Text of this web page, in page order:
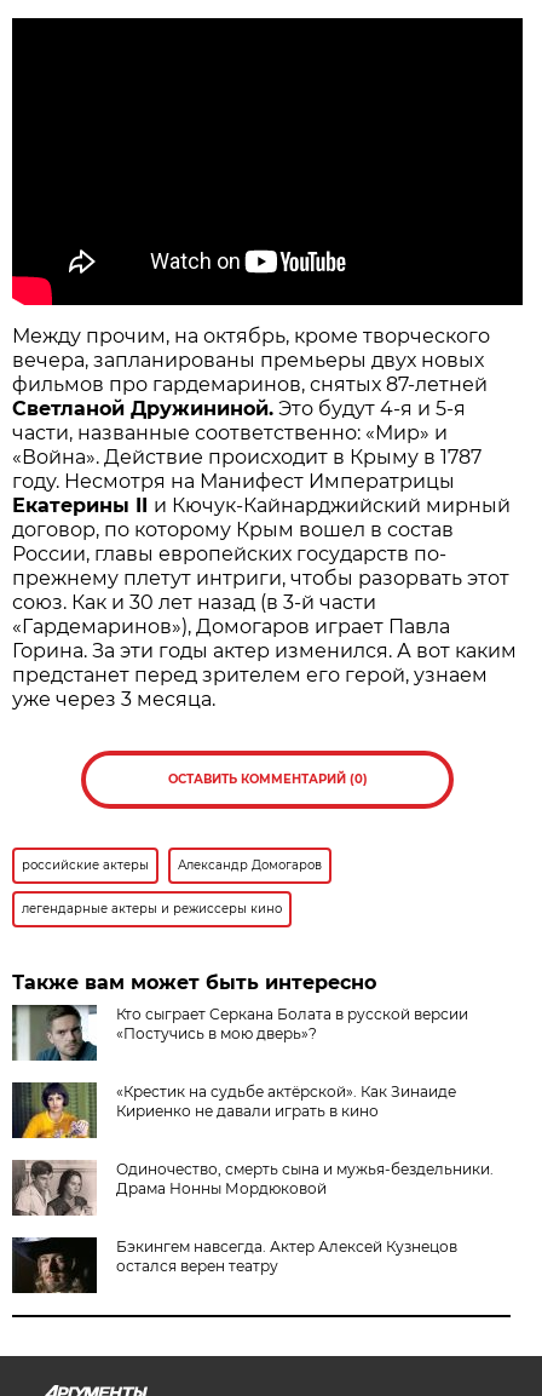
Между прочим, на октябрь, кроме творческого
вечера, запланированы премьеры двух новых
фильмов про гардемаринов, снятых 87-летней
Светланой Дружининой. Это будут 4-я и 5-я
части, названные соответственно: «Мир» и
«Война». Действие происходит в Крыму в 1787
году. Несмотря на Манифест Императрицы
Екатерины II и Кючук-Кайнарджийский мирный
договор, по которому Крым вошел в состав
России, главы европейских государств по-
прежнему плетут интриги, чтобы разорвать этот
союз. Как и 30 лет назад (в 3-й части
«Гардемаринов»), Домогаров играет Павла
Горина. За эти годы актер изменился. А вот каким
предстанет перед зрителем его герой, узнаем
уже через 3 месяца.
ОСТАВИТЬ КОММЕНТАРИЙ (0)
российские актеры Александр Домогаров
легендарные актеры и режиссеры кино
Также вам может быть интересно
Кто сыграет Серкана Болата в русской версии
«Постучись в мою дверь»?
«Крестик на судьбе актёрской». Как Зинаиде
Кириенко не давали играть в кино
Одиночество, смерть сына и мужья-бездельники.
Драма Нонны Мордюковой
Бэкингем навсегда. Актер Алексей Кузнецов
остался верен театру